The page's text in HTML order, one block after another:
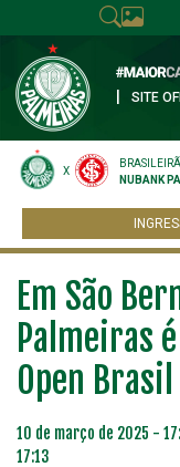
SITE
X
NUBANK
Em São
Palmeiras
Open
10 de março de 2025 -
17:13